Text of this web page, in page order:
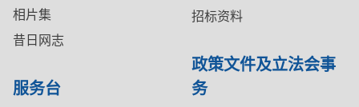
相片集
昔日网志
服务台
招标资料
政策文件及立法会事
务